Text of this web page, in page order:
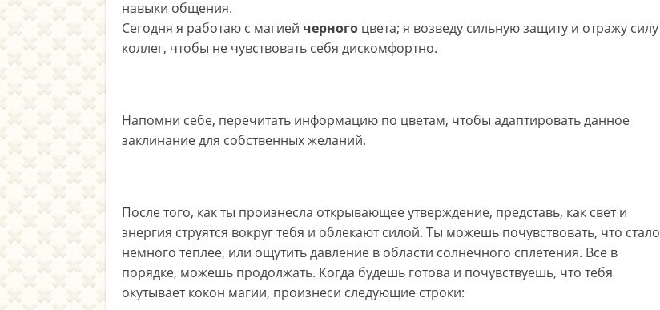
навыки общения.
Сегодня я работаю с магией черного цвета; я возведу сильную защиту и отражу силу
коллег, чтобы не чувствовать себя дискомфортно.
Напомни себе, перечитать информацию по цветам, чтобы адаптировать данное
заклинание для собственных желаний.
После того, как ты произнесла открывающее утверждение, представь, как свет и
энергия струятся вокруг тебя и облекают силой. Ты можешь почувствовать, что стало
немного теплее, или ощутить давление в области солнечного сплетения. Все в
порядке, можешь продолжать. Когда будешь готова и почувствуешь, что тебя
окутывает кокон магии, произнеси следующие строки: